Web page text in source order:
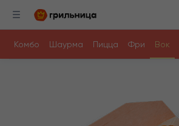
Комбо Шаурма Пицца Фри Вок